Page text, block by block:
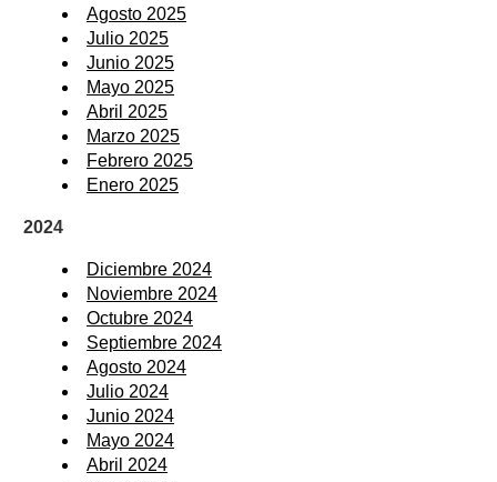
Agosto 2025
Julio 2025
Junio 2025
Mayo 2025
Abril 2025
Marzo 2025
Febrero 2025
Enero 2025
2024
Diciembre 2024
Noviembre 2024
Octubre 2024
Septiembre 2024
Agosto 2024
Julio 2024
Junio 2024
Mayo 2024
Abril 2024